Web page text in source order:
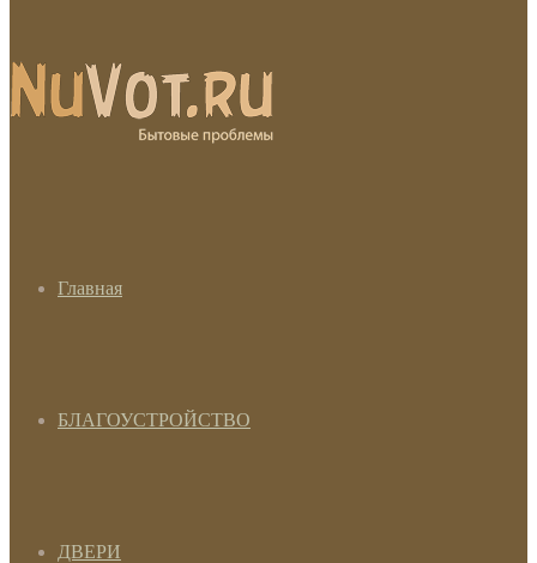
Главная
БЛАГОУСТРОЙСТВО
ДВЕРИ